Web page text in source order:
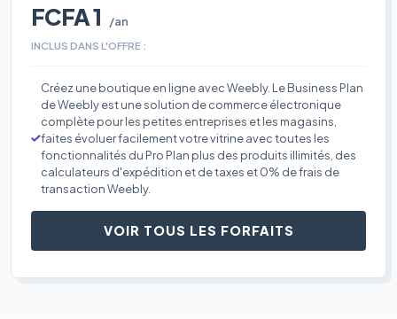
FCFA 1 /an
INCLUS DANS L'OFFRE :
Créez une boutique en ligne avec Weebly. Le Business Plan
de Weebly est une solution de commerce électronique
complète pour les petites entreprises et les magasins,
faites évoluer facilement votre vitrine avec toutes les
fonctionnalités du Pro Plan plus des produits illimités, des
calculateurs d'expédition et de taxes et 0% de frais de
transaction Weebly.
VOIR TOUS LES FORFAITS